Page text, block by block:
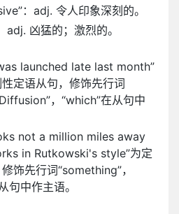
：adj. 令人印象深刻的。
adj. 凶猛的；激烈的。
launched late last month”
定语从句，修饰先行词
，“which”在从句中
not a million miles away
in Rutkowski's style”为定
饰先行词“something”，
句中作主语。